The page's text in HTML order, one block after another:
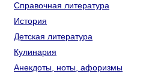
Справочная литература
История
Детская литература
Кулинария
Анекдоты, ноты, афоризмы